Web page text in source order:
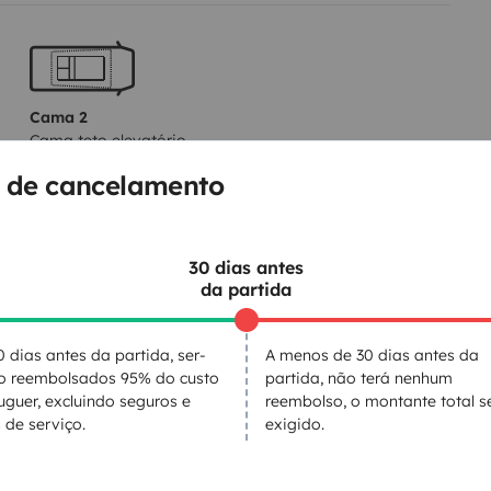
de cancelamento
dias antes da partida, ser-
reembolsados 95% do custo
excluindo seguros e
de serviço.
30 dias antes
da partida
A menos de 30 dias antes da
partida, não terá nenhum
reembolso, o montante total
exigido.
na cabine e na cabine.
conectar. Liquidificador 12v.
Cama 2
Cama teto elevatório
Sanita
Frigorífico
Kit de limpeza
Máquina de café